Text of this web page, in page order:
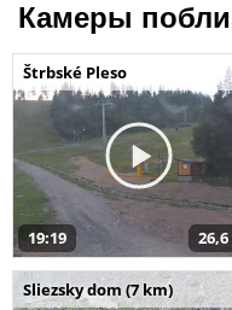
Камеры
Štrbské Pleso
19:19 26,6
Sliezsky dom (7 km)